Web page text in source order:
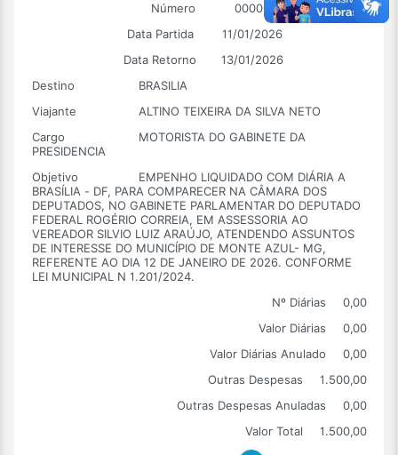
Número
00006
Data Partida
11/01/2026
Data Retorno
13/01/2026
Destino
BRASILIA
Viajante
ALTINO TEIXEIRA DA SILVA NETO
Cargo
MOTORISTA DO GABINETE DA
PRESIDENCIA
Objetivo
EMPENHO LIQUIDADO COM DIÁRIA A
BRASÍLIA - DF, PARA COMPARECER NA CÂMARA DOS
DEPUTADOS, NO GABINETE PARLAMENTAR DO DEPUTADO
FEDERAL ROGÉRIO CORREIA, EM ASSESSORIA AO
VEREADOR SILVIO LUIZ ARAÚJO, ATENDENDO ASSUNTOS
DE INTERESSE DO MUNICÍPIO DE MONTE AZUL- MG,
REFERENTE AO DIA 12 DE JANEIRO DE 2026. CONFORME
LEI MUNICIPAL N 1.201/2024.
Nº Diárias
0,00
Valor Diárias
0,00
Valor Diárias Anulado
0,00
Outras Despesas
1.500,00
Outras Despesas Anuladas
0,00
Valor Total
1.500,00